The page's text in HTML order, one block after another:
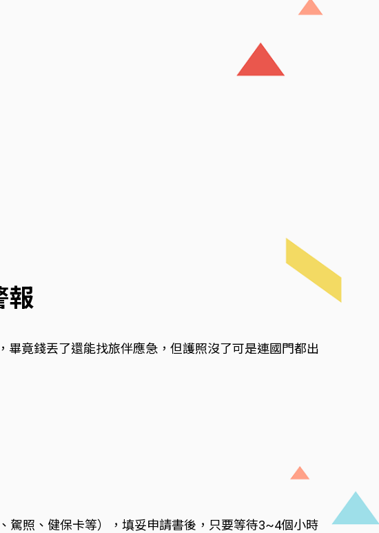
報
竟錢丟了還能找旅伴應急，但護照沒了可是連國門都出
駕照、健保卡等），填妥申請書後，只要等待3~4個小時